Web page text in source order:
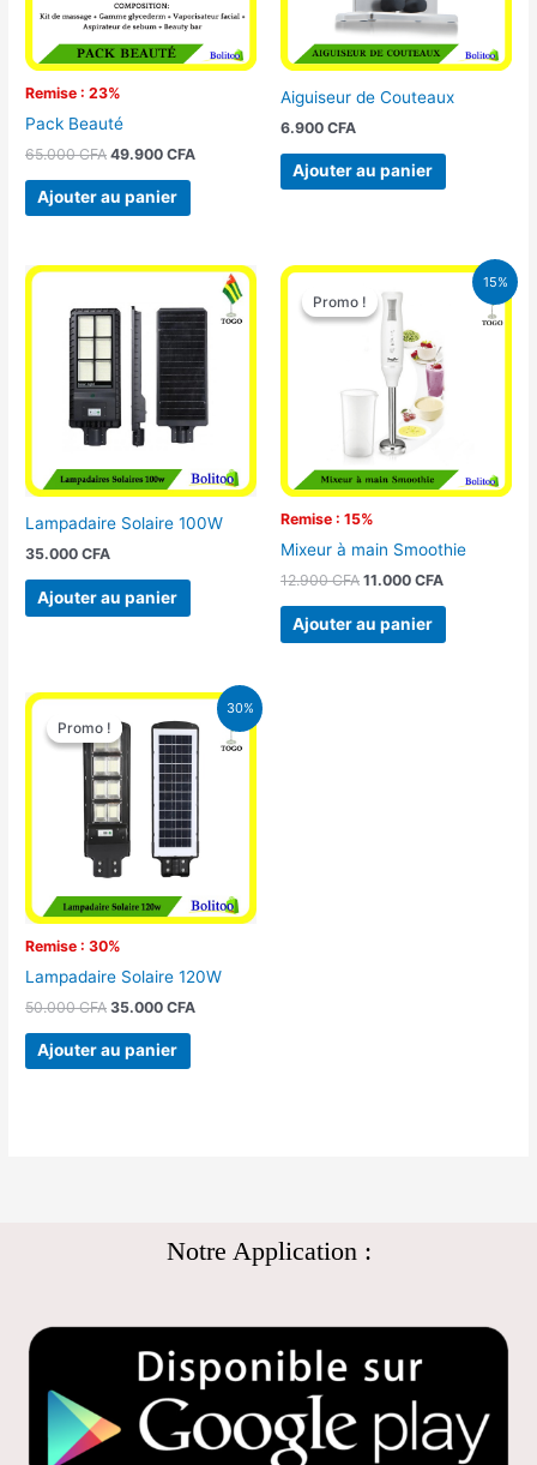
Remise : 23%
Pack Beauté
65.000CFA 49.900CFA
Ajouter au panier
Aiguiseur de Couteaux
6.900 CFA
Ajouter au panier
Lampadaire Solaire 100W
35.000CFA
Ajouter au panier
15%
Promo !
Remise : 15%
Promo !
Mixeur à main Smoothie
12.900CFA
Le
prix
initial
était :
12.900 CFA.
11.000 CFA
Le
Ajouter au panier
30%
Promo !
Remise : 30%
Promo !
Lampadaire Solaire 120W
50.000CFA
Le
prix
initial
était :
50.000 CFA.
35.000CFA
Le
prix
actuel
est :
35.000 CFA.
Ajouter au panier
Notre Application :